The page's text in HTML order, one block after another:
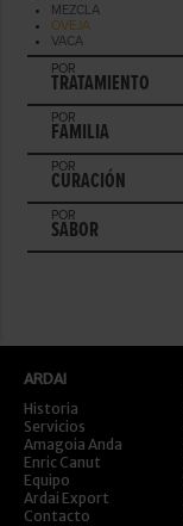
MEZCLA
OVEJA
VACA
POR
TRATAMIENTO
POR
FAMILIA
POR
CURACIÓN
POR
SABOR
ARDAI
Historia
Servicios
Amagoia Anda
Enric Canut
Equipo
Ardai Export
Contacto